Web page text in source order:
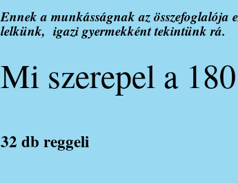
Ennek a munkásságnak az összefoglalója
lelkünk, igazi gyermekként tekintünk rá.
Mi szerepel a
32 db reggeli